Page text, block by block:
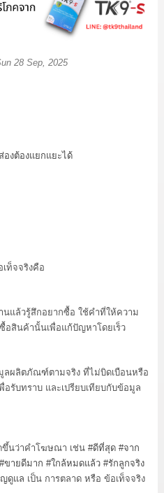
28 Sep, 2025
องต้องแยกแยะได้
ท็จจริงคือ
นแล้วรู้สึกอยากซื้อ ใช้คำที่ให้ความ
อสินค้านั้นเพื่อแก้ปัญหาโดยเร็ว
ลผลิตภัณฑ์ตามจริง ที่ไม่บิดเบือนหรือ
พื่อรับทราบ และเปรียบเทียบกับข้อมูล
ขึ้นว่าคำโฆษณา เช่น #ดีที่สุด #จาก
#ขายดีมาก #ใกล้หมดแล้ว #รักลูกจริง
ดูแล เป็น การตลาด หรือ ข้อเท็จจริง